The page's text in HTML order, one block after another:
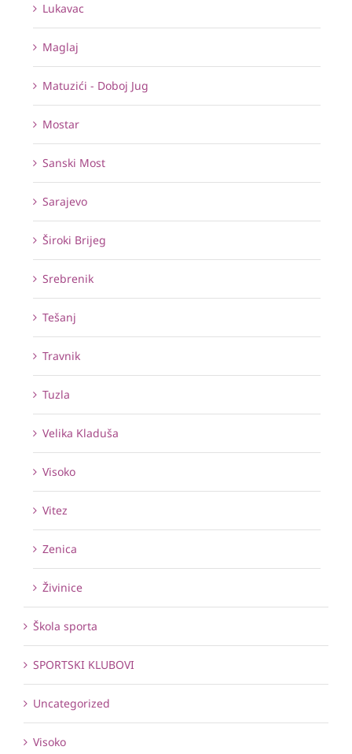
Lukavac
Maglaj
Matuzići - Doboj Jug
Mostar
Sanski Most
Sarajevo
Široki Brijeg
Srebrenik
Tešanj
Travnik
Tuzla
Velika Kladuša
Visoko
Vitez
Zenica
Živinice
Škola sporta
SPORTSKI KLUBOVI
Uncategorized
Visoko